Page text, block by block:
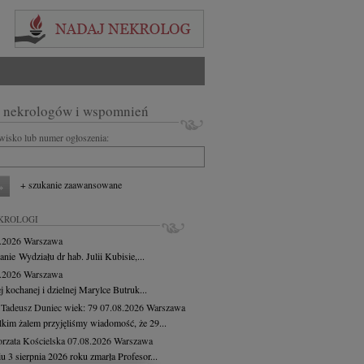
nekrologów i wspomnień
lub numer ogłoszenia:
+ szukanie zaawansowane
Warszawa
Wydziału dr hab. Julii Kubisie,...
Warszawa
kochanej i dzielnej Marylce Butruk...
Duniecwiek: 7907.08.2026Warszawa
żalem przyjęliśmy wiadomość, że 29...
Kościelska07.08.2026Warszawa
3 sierpnia 2026 roku zmarła Profesor...